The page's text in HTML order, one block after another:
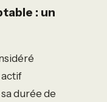
: un
durée de